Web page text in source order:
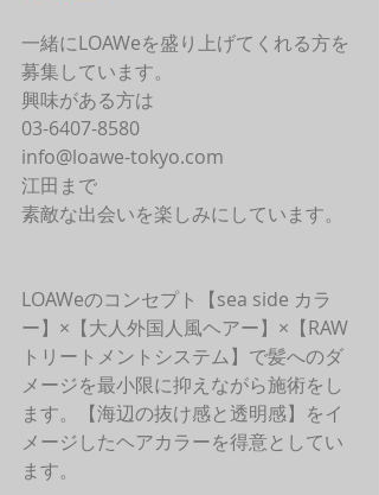
一緒にLOAWeを盛り上げてくれる方を
募集しています。
興味がある方は
03-6407-8580
info@loawe-tokyo.com
江田まで
素敵な出会いを楽しみにしています。
LOAWeのコンセプト【sea side カラ
ー】×【大人外国人風ヘアー】×【RAW
トリートメントシステム】で髪へのダ
メージを最小限に抑えながら施術をし
ます。【海辺の抜け感と透明感】をイ
メージしたヘアカラーを得意としてい
ます。